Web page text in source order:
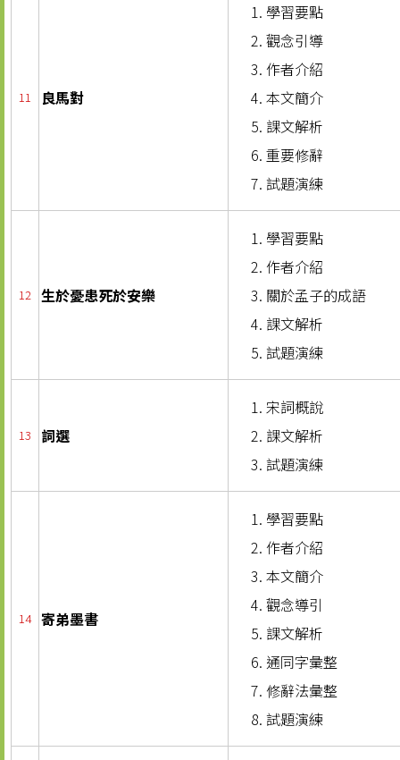
11 良馬對
學習要點
觀念引導
作者介紹
本文簡介
課文解析
重要修辭
試題演練
12 生於憂患死於安樂
學習要點
作者介紹
關於孟子的成語
課文解析
試題演練
13 詞選
宋詞概說
課文解析
試題演練
14 寄弟墨書
學習要點
作者介紹
本文簡介
觀念導引
課文解析
通同字彙整
修辭法彙整
試題演練